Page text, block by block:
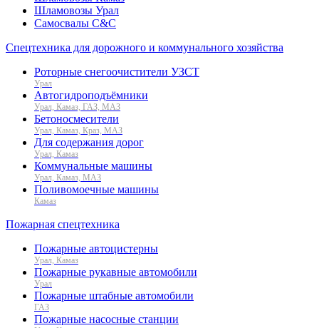
Шламовозы Урал
Самосвалы C&C
Спецтехника для дорожного и коммунального хозяйства
Роторные снегоочистители УЗСТ
Урал
Автогидроподъёмники
Урал, Камаз, ГАЗ, МАЗ
Бетоносмесители
Урал, Камаз, Краз, МАЗ
Для содержания дорог
Урал, Камаз
Коммунальные машины
Урал, Камаз, МАЗ
Поливомоечные машины
Камаз
Пожарная спецтехника
Пожарные автоцистерны
Урал, Камаз
Пожарные рукавные автомобили
Урал
Пожарные штабные автомобили
ГАЗ
Пожарные насосные станции